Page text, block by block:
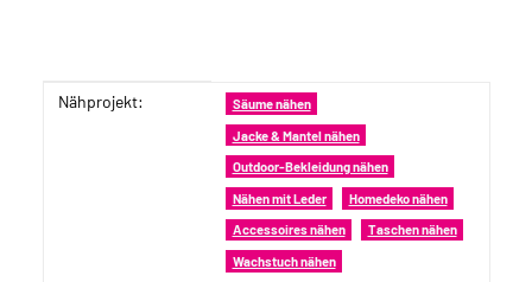
Produkteigenschaft
Wert
Nähprojekt: Säume nähen
Jacke & Mantel nähen
Outdoor-Bekleidung nähen
Nähen mit Leder Homedeko nähen
Accessoires nähen Taschen nähen
Wachstuch nähen